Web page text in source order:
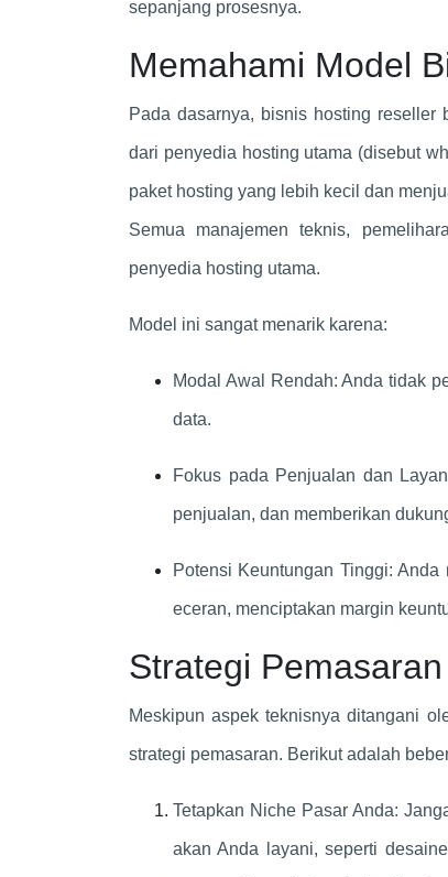
sepanjang prosesnya.
Memahami Model
Pada dasarnya, bisnis hosting
dari penyedia hosting utama (disebut
paket hosting yang lebih kecil dan
Semua manajemen teknis,
penyedia hosting utama.
Model ini sangat menarik karena:
Modal Awal Rendah: Anda tidak
data.
Fokus pada Penjualan dan
penjualan, dan memberikan
Potensi Keuntungan Tinggi:
eceran, menciptakan margin
Strategi
Meskipun aspek teknisnya ditangani
strategi pemasaran. Berikut adalah
Tetapkan Niche Pasar Anda:
akan Anda layani, seperti